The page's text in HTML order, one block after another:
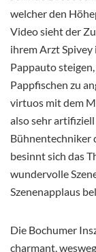
welcher den
Video sieht der
ihrem Arzt
Pappauto
Pappfischen zu
virtuos mit dem
also sehr
Bühnentechniker
besinnt sich das
wundervolle
Szenenapplaus
Die Bochumer
charmant,